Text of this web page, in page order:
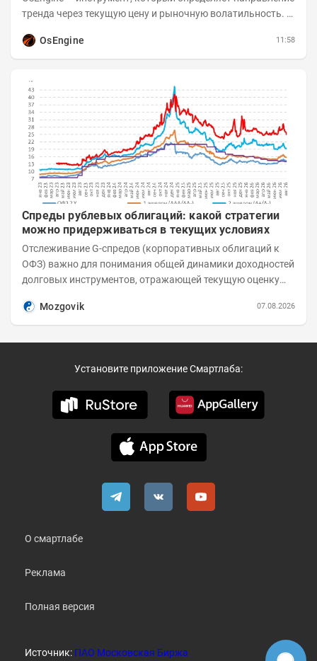
тренда через текущую цену и рыночную волатильность. В
OsEngine
11:58
Спреды рублевых облигаций: какой стратегии
можно придерживаться в текущих условиях
Отслеживание G-спредов (корпоративных облигаций к
ОФЗ) важно для понимания общей динамики доходностей
долговых инструментов, отражающей текущую оценку
Mozgovik
07.08.2026
Установите приложение Смартлаба:
О смартлабе
Реклама
Полная версия
Источник: ПАО Московская Биржа